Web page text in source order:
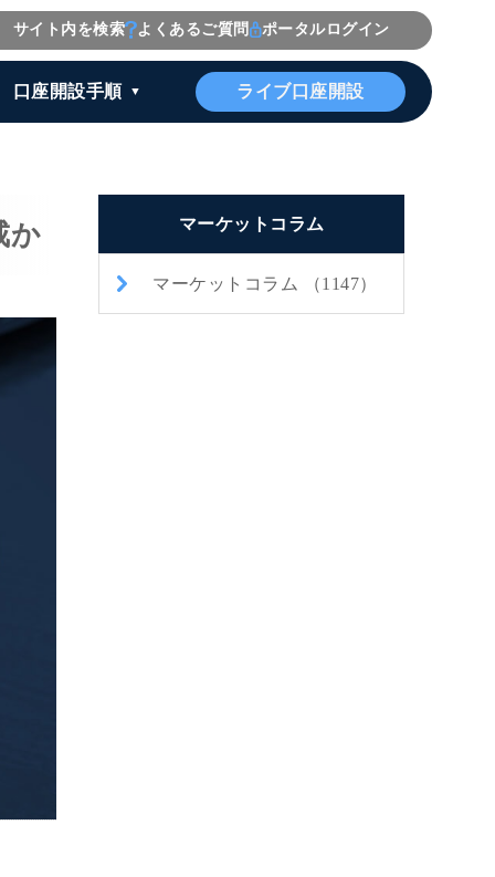
サイト内を検索 よくあるご質問 ポータルログイン
口座開設手順 ライブ口座開設
か マーケットコラム
マーケットコラム （1147）